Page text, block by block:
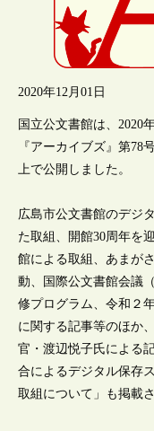
2020年12月01日
国立公文書館は、2020
『アーカイブズ』第78
上で公開しました。
広島市公文書館のデジ
た取組、開館30周年を
館による取組、あまが
動、国際公文書館会議
修プログラム、令和２
に関する記事等のほか
官・渡辺悦子氏による
合によるデジタル保存
取組について」も掲載